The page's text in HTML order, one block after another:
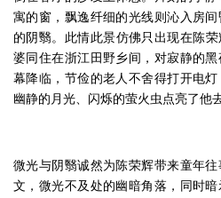
寓的窗，飘逸纤细的光线则沁入房
的阴翳。此情此景仿佛只出现在陈
婆同住在浙江田野乡间，对寂静的
幕降临，节俭的老人不舍得打开电灯
幽静的月光、闪烁的萤火虫点亮了他
微光与阴翳诚然为陈荣辉带来童年
文，微光不及处的幽暗角落，同时